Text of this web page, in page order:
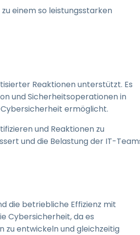
einem so leistungsstarken
Reaktionen unterstützt. Es
und Sicherheitsoperationen in
ermöglicht.
und Reaktionen zu
und die Belastung der IT-
die betriebliche Effizienz mit
Cybersicherheit, da es
zu entwickeln und gleichzeitig